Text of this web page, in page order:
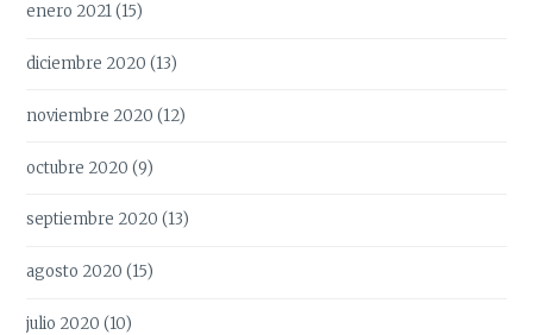
enero 2021(15)
diciembre 2020 (13)
noviembre 2020 (12)
octubre 2020 (9)
septiembre 2020 (13)
agosto 2020 (15)
julio 2020 (10)